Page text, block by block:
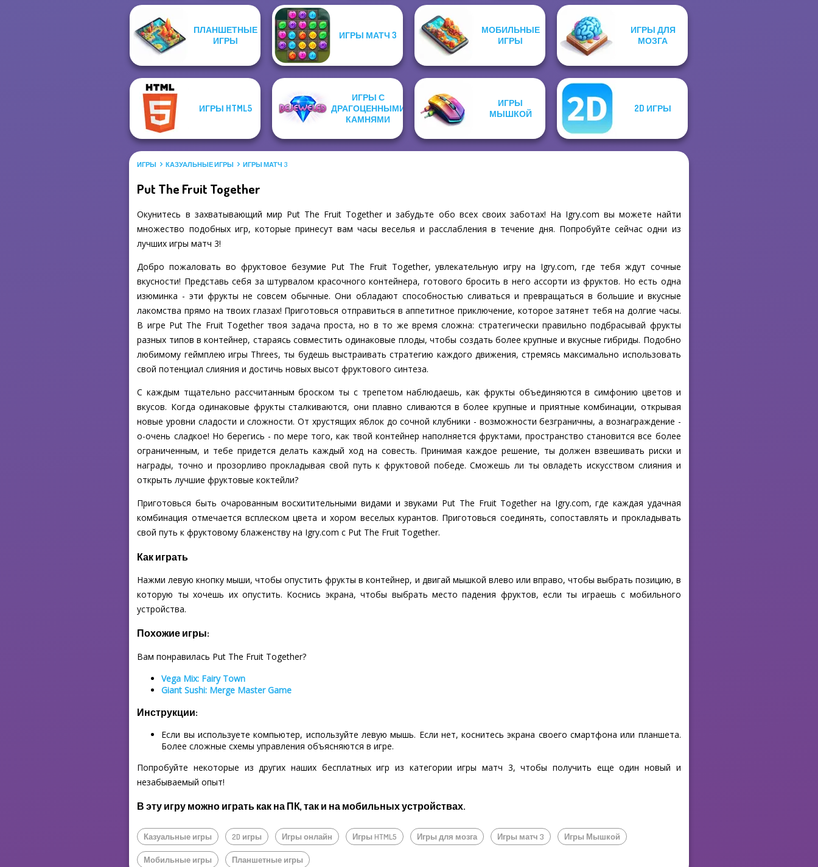
Shot Trigger Home Pin 1
Candy Shop
Merge
Organization
MX Offroad
Master
Draw To Smash!
Tom Clancy's
Shootout
Ski Jump
Challenge
ПЛАНШЕТНЫЕ
ИГРЫ
ИГРЫ МАТЧ 3
МОБИЛЬНЫЕ
ИГРЫ
ИГРЫ ДЛЯ
МОЗГА
ИГРЫ HTML5
ИГРЫ С
ДРАГОЦЕННЫМИ
КАМНЯМИ
ИГРЫ
МЫШКОЙ
2D ИГРЫ
ИГРЫ КАЗУАЛЬНЫЕ ИГРЫ ИГРЫ МАТЧ 3
Put The Fruit Together
Окунитесь в захватывающий мир Put The Fruit Together и забудьте обо всех своих заботах! На Igry.com вы можете найти
множество подобных игр, которые принесут вам часы веселья и расслабления в течение дня. Попробуйте сейчас одни из
лучших игры матч 3!
Добро пожаловать во фруктовое безумие Put The Fruit Together, увлекательную игру на Igry.com, где тебя ждут сочные
вкусности! Представь себя за штурвалом красочного контейнера, готового бросить в него ассорти из фруктов. Но есть одна
изюминка - эти фрукты не совсем обычные. Они обладают способностью сливаться и превращаться в большие и вкусные
лакомства прямо на твоих глазах! Приготовься отправиться в аппетитное приключение, которое затянет тебя на долгие часы.
В игре Put The Fruit Together твоя задача проста, но в то же время сложна: стратегически правильно подбрасывай фрукты
разных типов в контейнер, стараясь совместить одинаковые плоды, чтобы создать более крупные и вкусные гибриды. Подобно
любимому геймплею игры Threes, ты будешь выстраивать стратегию каждого движения, стремясь максимально использовать
свой потенциал слияния и достичь новых высот фруктового синтеза.
С каждым тщательно рассчитанным броском ты с трепетом наблюдаешь, как фрукты объединяются в симфонию цветов и
вкусов. Когда одинаковые фрукты сталкиваются, они плавно сливаются в более крупные и приятные комбинации, открывая
новые уровни сладости и сложности. От хрустящих яблок до сочной клубники - возможности безграничны, а вознаграждение -
о-очень сладкое! Но берегись - по мере того, как твой контейнер наполняется фруктами, пространство становится все более
ограниченным, и тебе придется делать каждый ход на совесть. Принимая каждое решение, ты должен взвешивать риски и
награды, точно и прозорливо прокладывая свой путь к фруктовой победе. Сможешь ли ты овладеть искусством слияния и
открыть лучшие фруктовые коктейли?
Приготовься быть очарованным восхитительными видами и звуками Put The Fruit Together на Igry.com, где каждая удачная
комбинация отмечается всплеском цвета и хором веселых курантов. Приготовься соединять, сопоставлять и прокладывать
свой путь к фруктовому блаженству на Igry.com с Put The Fruit Together.
Как играть
Нажми левую кнопку мыши, чтобы опустить фрукты в контейнер, и двигай мышкой влево или вправо, чтобы выбрать позицию, в
которую ты хочешь их опустить. Коснись экрана, чтобы выбрать место падения фруктов, если ты играешь с мобильного
устройства.
Похожие игры:
Вам понравилась Put The Fruit Together?
Vega Mix: Fairy Town
Giant Sushi: Merge Master Game
Инструкции:
Если вы используете компьютер, используйте левую мышь. Если нет, коснитесь экрана своего смартфона или планшета.
Более сложные схемы управления объясняются в игре.
Попробуйте некоторые из других наших бесплатных игр из категории игры матч 3, чтобы получить еще один новый и
незабываемый опыт!
В эту игру можно играть как на ПК, так и на мобильных устройствах.
Казуальные игры 2D игры Игры онлайн Игры HTML5 Игры для мозга Игры матч 3 Игры Мышкой
Мобильные игры Планшетные игры